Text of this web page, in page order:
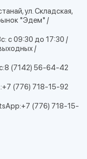
ул. Складская,
"Эдем" /
с 09:30 до 17:30 /
/
8 (7142) 56-64-42
+7 (776) 718-15-92
+7 (776) 718-15-